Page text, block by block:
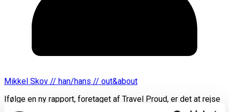
Mikkel Skov // han/hans // out&about
Ifølge en ny rapport, foretaget af Travel Proud, er det at rejse
forsat forbundet med utryghed hos mange LGBT+ personer.